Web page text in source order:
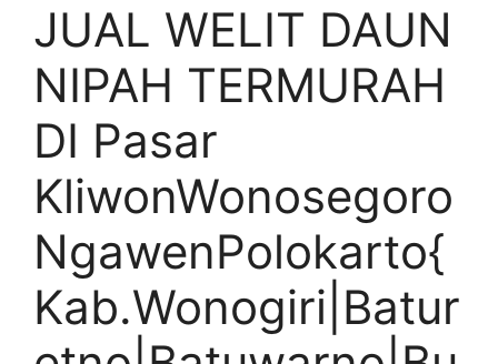
JUAL WELIT DAUN
NIPAH TERMURAH
DI Pasar
KliwonWonosegoro
NgawenPolokarto{
Kab.Wonogiri|Batur